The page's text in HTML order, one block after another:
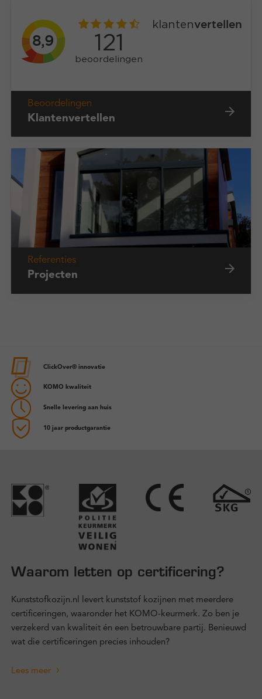
Beoordelingen
Klantenvertellen
Referenties
Projecten
ClickOver® innovatie
KOMO kwaliteit
Snelle levering aan huis
10 jaar productgarantie
Waarom letten op certificering?
Kunststofkozijn.nl levert kunststof kozijnen met meerdere
certificeringen, waaronder het KOMO-keurmerk. Zo ben je
verzekerd van kwaliteit én een betrouwbare partij. Benieuwd
wat die certificeringen precies inhouden?
Lees meer